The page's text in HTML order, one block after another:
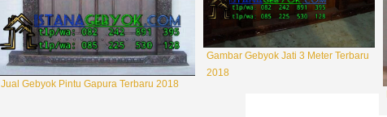
Jual Gebyok Pintu Gapura Terbaru 2018
Gambar Gebyok Jati 3 Meter Terbaru
2018